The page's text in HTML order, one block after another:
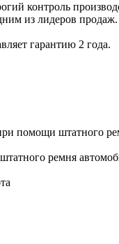
контроль
из лидеров продаж.
гарантию 2 года.
помощи штатного
ремня